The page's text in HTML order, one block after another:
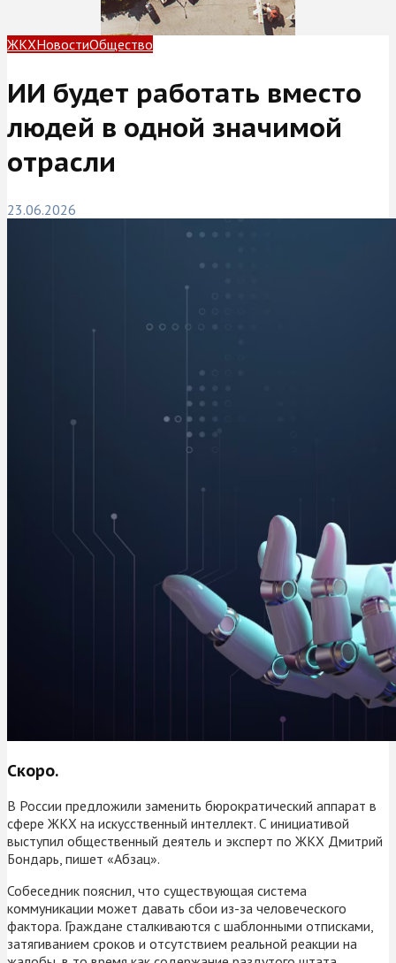
ЖКХНовостиОбщество
ИИ будет работать вместо
людей в одной значимой
отрасли
23.06.2026
Скоро.
В России предложили заменить бюрократический аппарат в
сфере ЖКХ на искусственный интеллект. С инициативой
выступил общественный деятель и эксперт по ЖКХ Дмитрий
Бондарь, пишет «Абзац».
Собеседник пояснил, что существующая система
коммуникации может давать сбои из-за человеческого
фактора. Граждане сталкиваются с шаблонными отписками,
затягиванием сроков и отсутствием реальной реакции на